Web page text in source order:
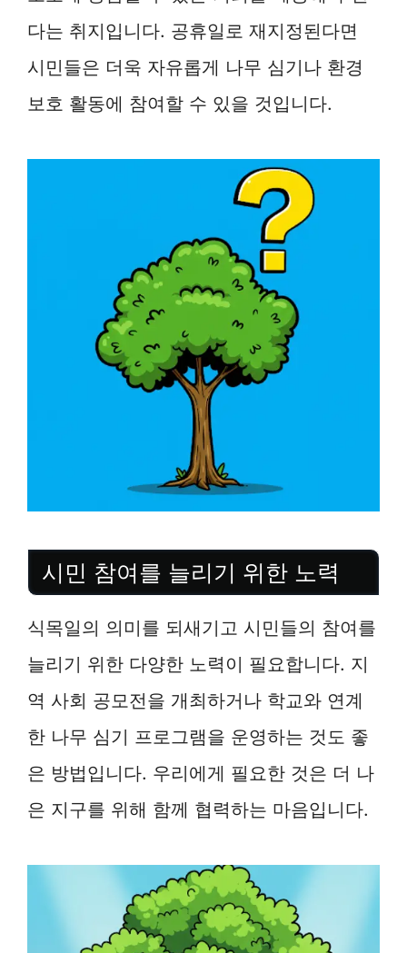
다는 취지입니다. 공휴일로 재지정된다면
시민들은 더욱 자유롭게 나무 심기나 환경
보호 활동에 참여할 수 있을 것입니다.
시민 참여를 늘리기 위한 노력
식목일의 의미를 되새기고 시민들의 참여를
늘리기 위한 다양한 노력이 필요합니다. 지
역 사회 공모전을 개최하거나 학교와 연계
한 나무 심기 프로그램을 운영하는 것도 좋
은 방법입니다. 우리에게 필요한 것은 더 나
은 지구를 위해 함께 협력하는 마음입니다.